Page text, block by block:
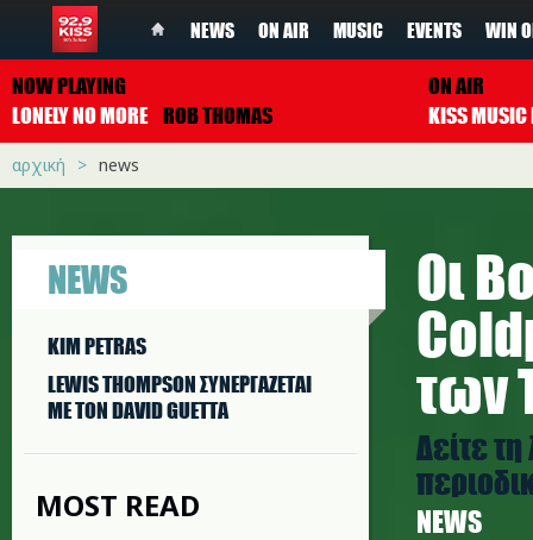
NEWS ON AIR MUSIC EVENTS WIN
NOW PLAYING
LONELY NO MORE ROB THOMAS
ON AIR
αρχική news
NEWS
KIM PETRAS
LEWIS THOMPSON ΣΥΝΕΡΓAΖΕΤΑΙ
ΜΕ ΤΟΝ DAVID GUETTA
MOST READ
Οι
των
Δείτε
NEWS